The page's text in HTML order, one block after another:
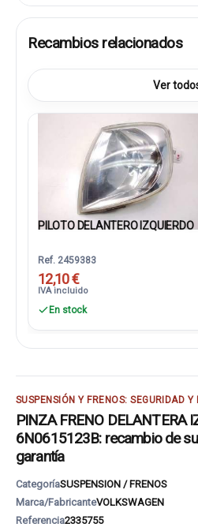
Recambios relacionados
Ver
PILOTO DELANTERO IZQUIERDO
Ref. 2459383
12,10 €
IVA incluido
En stock
SUSPENSIÓN Y FRENOS: SEGURIDAD
PINZA FRENO DELANTERA
6N0615123B: recambio de
garantía
CategoríaSUSPENSION / FRENOS
Marca/FabricanteVOLKSWAGEN
Referencia2335755